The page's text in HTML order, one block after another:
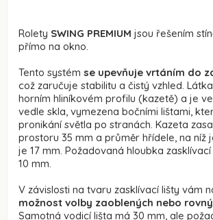
Rolety SWING PREMIUM jsou řešením
přímo na okno.
Tento systém se upevňuje vrtáním do
což zaručuje stabilitu a čistý vzhled.
horním hliníkovém profilu (kazetě) a je
vedle skla, vymezena bočními lištami,
pronikání světla po stranách. Kazeta
prostoru 35 mm a průměr hřídele, na níž
je 17 mm. Požadovaná hloubka
10 mm.
V závislosti na tvaru zasklívací lišty vám
možnost volby zaoblených nebo
Samotná vodicí lišta má 30 mm, ale